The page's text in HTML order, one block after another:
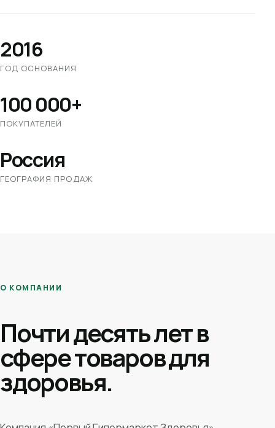
2016
ГОД ОСНОВАНИЯ
100 000+
ПОКУПАТЕЛЕЙ
Россия
ГЕОГРАФИЯ ПРОДАЖ
О КОМПАНИИ
Почти десять лет в
сфере товаров для
здоровья.